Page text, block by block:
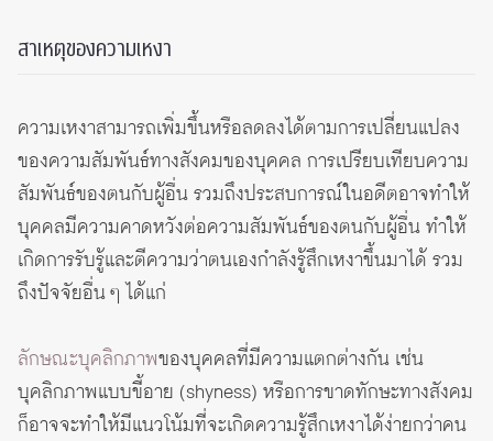
สาเหตุของความเหงา
ความเหงาสามารถเพิ่มขึ้นหรือลดลงได้ตามการเปลี่ยนแปลง
ของความสัมพันธ์ทางสังคมของบุคคล การเปรียบเทียบความ
สัมพันธ์ของตนกับผู้อื่น รวมถึงประสบการณ์ในอดีตอาจทำให้
บุคคลมีความคาดหวังต่อความสัมพันธ์ของตนกับผู้อื่น ทำให้
เกิดการรับรู้และตีความว่าตนเองกำลังรู้สึกเหงาขึ้นมาได้ รวม
ถึงปัจจัยอื่น ๆ ได้แก่
ลักษณะบุคลิกภาพของบุคคลที่มีความแตกต่างกัน เช่น
บุคลิกภาพแบบขี้อาย (shyness) หรือการขาดทักษะทางสังคม
ก็อาจจะทำให้มีแนวโน้มที่จะเกิดความรู้สึกเหงาได้ง่ายกว่าคน